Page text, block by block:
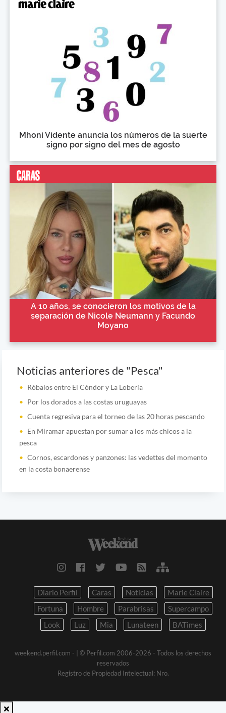
Mhoni Vidente anuncia los números de la suerte
signo por signo del mes de agosto
A 10 años, se conocieron los motivos de la
separación de Nicole Neumann y Facundo
Moyano
Noticias anteriores de "Pesca"
Róbalos entre El Cóndor y La Lobería
Por los dorados a las costas uruguayas
Cuenta regresiva para el torneo de las 20 horas pescando
En Miramar apuestan por sumar a los más chicos a la
pesca
Cornos, escardones y panzones: las vedettes del momento
en la costa bonaerense
Diario Perfil Caras Noticias
Marie Claire
Fortuna
Hombre Parabrisas
Supercampo
Look
Luz Mia Lunateen BATimes
weekend.perfil.com -
| © Perfil.com 2006-2026 - Todos los derechos
reservados
Registro de Propiedad Intelectual: Nro.